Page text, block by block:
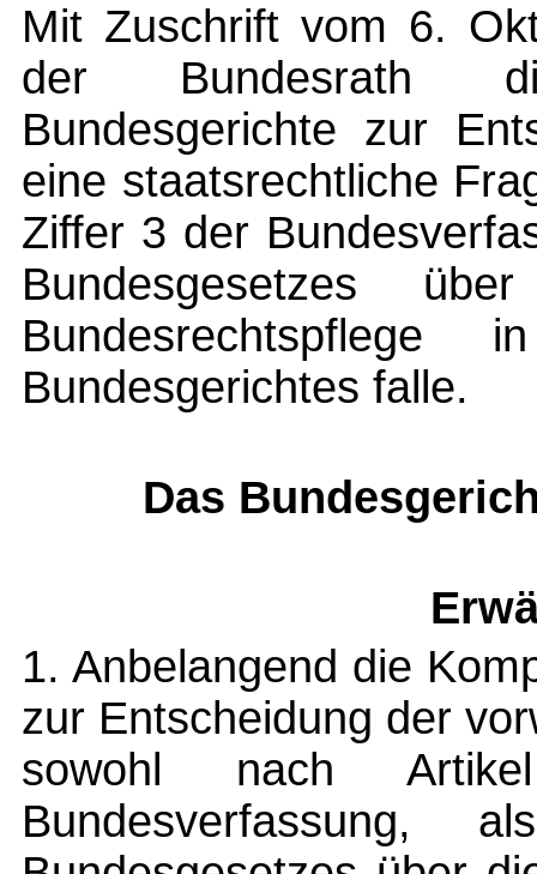
Mit Zuschrift vom 6.
der Bundesrath
Bundesgerichte zur
eine staatsrechtliche
Ziffer 3 der
Bundesgesetzes
Bundesgerichtes falle.
Das
1. Anbelangend die
zur Entscheidung der
sowohl nach